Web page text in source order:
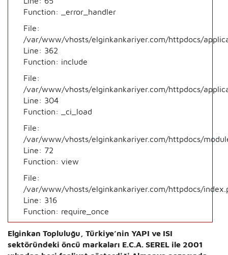
Function: _error_handler
File:
/var/www/vhosts/elginkankariyer.com/httpdocs/
Line: 362
Function: include
File:
/var/www/vhosts/elginkankariyer.com/httpdocs/
Line: 304
Function: _ci_load
File:
/var/www/vhosts/elginkankariyer.com/httpdocs/
Line: 72
Function: view
File:
/var/www/vhosts/elginkankariyer.com/httpdocs/
Line: 316
Function: require_once
Elginkan Topluluğu, Türkiye’nin YAPI ve ISI
sektöründeki öncü markaları E.C.A. SEREL ile 2001